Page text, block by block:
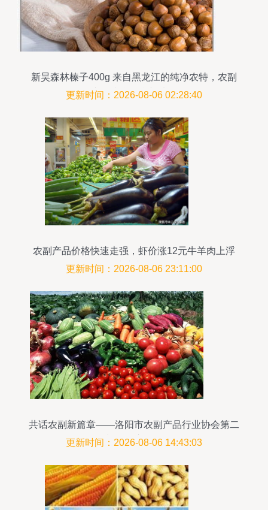
新昊森林榛子400g 来自黑龙江的纯净农特，农副
产品综合平台新选择
更新时间：2026-08-06 02:28:40
农副产品价格快速走强，虾价涨12元牛羊肉上浮
10%——建议市民早做准备
更新时间：2026-08-06 23:11:00
共话农副新篇章——洛阳市农副产品行业协会第二
届会长首次座谈会侧记
更新时间：2026-08-06 14:43:03